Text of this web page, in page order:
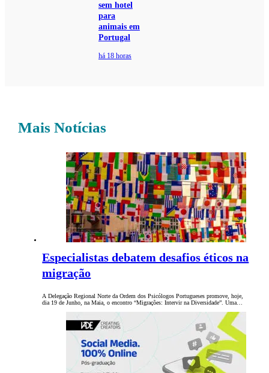
sem hotel
para
animais em
Portugal
há 18 horas
Mais Notícias
Especialistas debatem desafios éticos na
migração
A Delegação Regional Norte da Ordem dos Psicólogos Portugueses promove, hoje,
dia 19 de Junho, na Maia, o encontro “Migrações: Intervir na Diversidade”. Uma…